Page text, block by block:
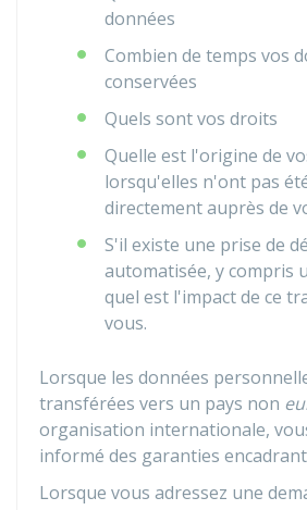
données
Combien de temps vos
conservées
Quels sont vos droits
Quelle est l'origine de
lorsqu'elles n'ont pas
directement auprès de
S'il existe une prise de
automatisée, y compris
quel est l'impact de ce
vous.
Lorsque les données
transférées vers un pays non
organisation internationale,
informé des garanties
Lorsque vous adressez une